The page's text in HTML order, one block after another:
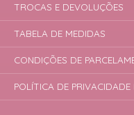
TROCAS E DEVOLUÇÕES
TABELA DE MEDIDAS
CONDIÇÕES DE
POLÍTICA DE